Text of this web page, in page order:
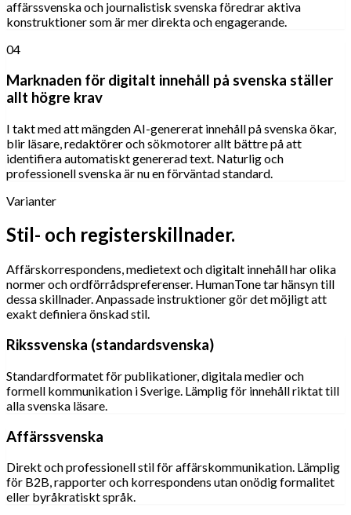
affärssvenska och journalistisk svenska föredrar aktiva
konstruktioner som är mer direkta och engagerande.
04
Marknaden för digitalt innehåll på svenska ställer
allt högre krav
I takt med att mängden AI-genererat innehåll på svenska ökar,
blir läsare, redaktörer och sökmotorer allt bättre på att
identifiera automatiskt genererad text. Naturlig och
professionell svenska är nu en förväntad standard.
Varianter
Stil- och registerskillnader.
Affärskorrespondens, medietext och digitalt innehåll har olika
normer och ordförrådspreferenser. HumanTone tar hänsyn till
dessa skillnader. Anpassade instruktioner gör det möjligt att
exakt definiera önskad stil.
Rikssvenska (standardsvenska)
Standardformatet för publikationer, digitala medier och
formell kommunikation i Sverige. Lämplig för innehåll riktat till
alla svenska läsare.
Affärssvenska
Direkt och professionell stil för affärskommunikation. Lämplig
för B2B, rapporter och korrespondens utan onödig formalitet
eller byråkratiskt språk.